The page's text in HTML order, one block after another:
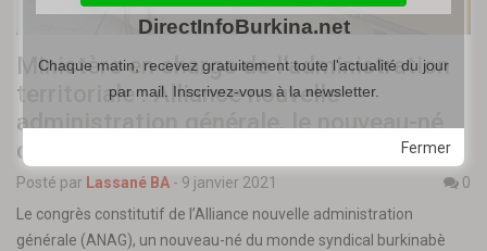
Ministère en charge de l’administration
territoriale : Alliance nouvelle
administration générale, le nouveau-né
des syndicats
Posté par Lassané BA - 9 janvier 2021
0
Le congrès constitutif de l’Alliance nouvelle administration
générale (ANAG), un nouveau-né du monde syndical burkinabè
Fermer
DirectInfoBurkina.net
Chaque matin, recevez gratuitement toute l'actualité du jour
par mail. Inscrivez-vous à la newsletter.